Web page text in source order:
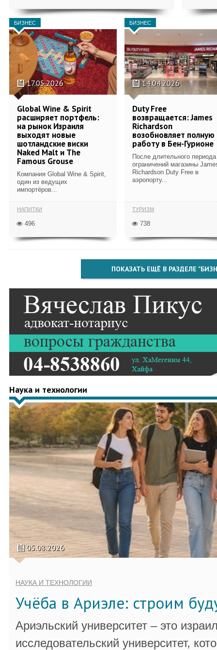
БИЗНЕС
17.05.2026
Global Wine & Spirit
расширяет портфель:
на рынок Израиля
выходят новые
шотландские виски
Naked Malt и The
Famous Grouse
Компания Global Wine & Spirit,
один из ведущих
импортёров...
НАПИТКИ
496
БИЗНЕС
14.04.2026
Duty Free
возвращается: James
Richardson
возобновляет полную
работу в Бен-Гурионе
После длительного периода
ограничений магазины
Richardson Duty Free в
аэропорту...
ТУРИЗМ
738
ПОКАЗАТЬ ЕЩЁ В РАЗДЕЛЕ
Наука и технологии
05.08.2026
НАУКА И ТЕХНОЛОГИИ
Учёба в Ариэле: строим
Ариэльский университет – это
исследовательский университет,